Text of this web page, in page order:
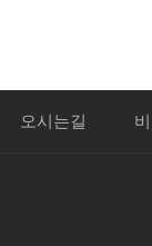
오시는길